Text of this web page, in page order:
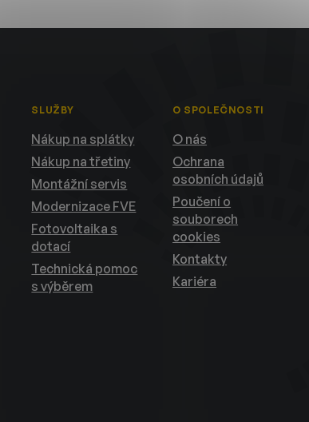
SLUŽBY
Nákup na splátky
Nákup na třetiny
Montážní servis
Modernizace FVE
Fotovoltaika s
dotací
Technická pomoc
s výběrem
O SPOLEČNOSTI
O nás
Ochrana
osobních údajů
Poučení o
souborech
cookies
Kontakty
Kariéra